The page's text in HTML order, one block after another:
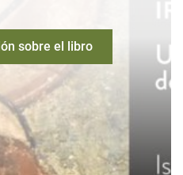
sobre el libro